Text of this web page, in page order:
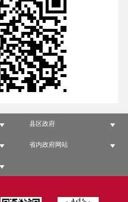
县区政府
省内政府网站